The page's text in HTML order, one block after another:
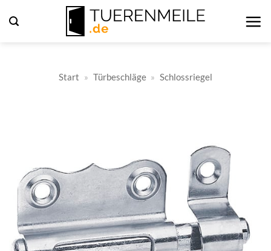
Inhalt
Start » Türbeschläge » Schlossriegel